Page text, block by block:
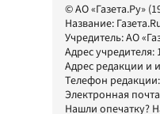
© АО «Газета.Ру»
Название:
Учредитель:АО
Адрес учредителя:
Адрес редакции и
Телефон редакции:
Электронная
Нашли опечатку?